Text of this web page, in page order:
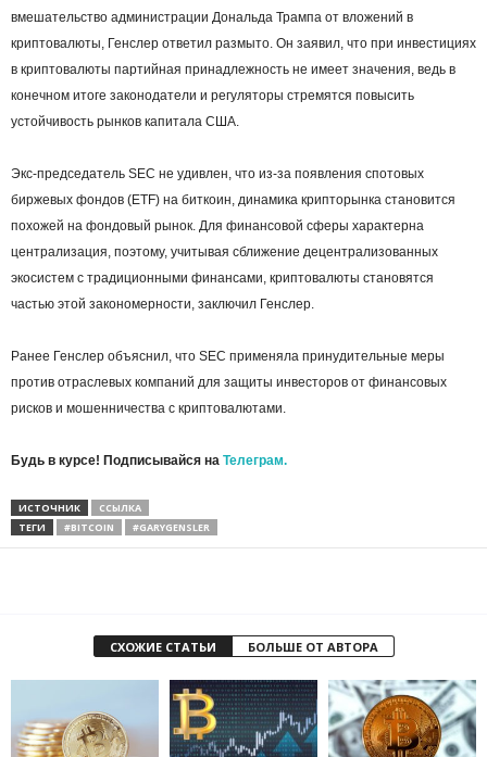
вмешательство администрации Дональда Трампа от вложений в
криптовалюты, Генслер ответил размыто. Он заявил, что при инвестициях
в криптовалюты партийная принадлежность не имеет значения, ведь в
конечном итоге законодатели и регуляторы стремятся повысить
устойчивость рынков капитала США.
Экс-председатель SEC не удивлен, что из-за появления спотовых
биржевых фондов (ETF) на биткоин, динамика крипторынка становится
похожей на фондовый рынок. Для финансовой сферы характерна
централизация, поэтому, учитывая сближение децентрализованных
экосистем с традиционными финансами, криптовалюты становятся
частью этой закономерности, заключил Генслер.
Ранее Генслер объяснил, что SEC применяла принудительные меры
против отраслевых компаний для защиты инвесторов от финансовых
рисков и мошенничества с криптовалютами.
Будь в курсе! Подписывайся на Телеграм.
ИСТОЧНИК
ССЫЛКА
ТЕГИ
#BITCOIN #GARYGENSLER
СХОЖИЕ СТАТЬИ БОЛЬШЕ ОТ АВТОРА